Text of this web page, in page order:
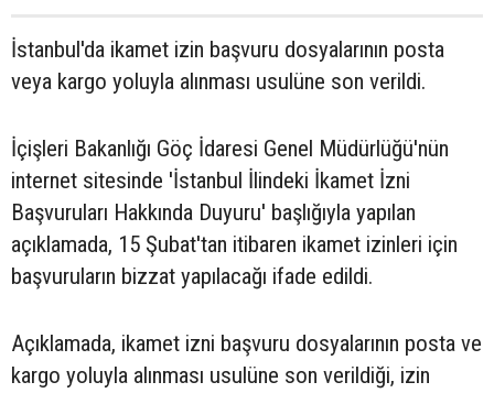
İstanbul'da ikamet izin başvuru dosyalarının posta
veya kargo yoluyla alınması usulüne son verildi.
İçişleri Bakanlığı Göç İdaresi Genel Müdürlüğü'nün
internet sitesinde 'İstanbul İlindeki İkamet İzni
Başvuruları Hakkında Duyuru' başlığıyla yapılan
açıklamada, 15 Şubat'tan itibaren ikamet izinleri için
başvuruların bizzat yapılacağı ifade edildi.
Açıklamada, ikamet izni başvuru dosyalarının posta ve
kargo yoluyla alınması usulüne son verildiği, izin